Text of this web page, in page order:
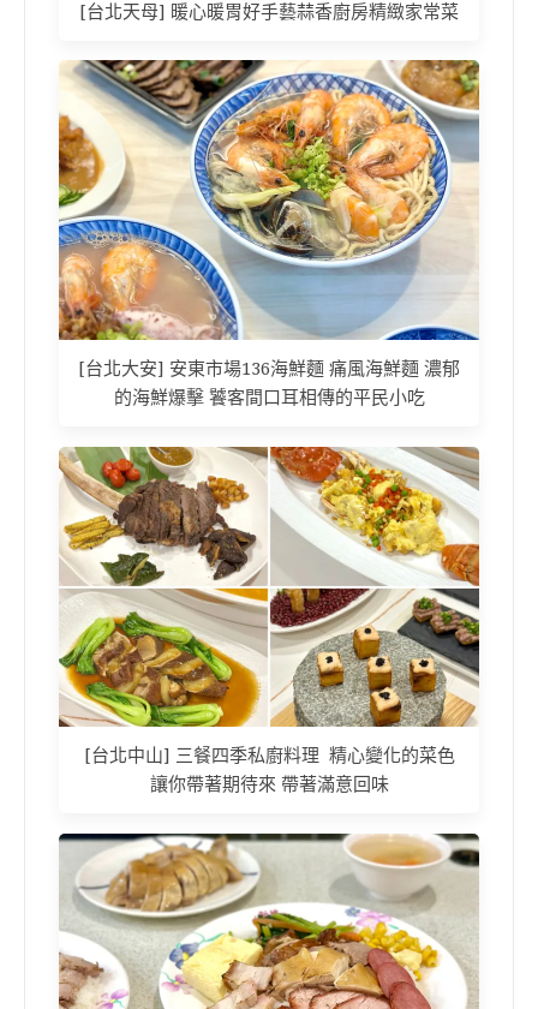
[台北天母] 暖心暖胃好手藝蒜香廚房精緻家常菜
[台北大安] 安東市場136海鮮麵 痛風海鮮麵 濃郁
的海鮮爆擊 饕客間口耳相傳的平民小吃
[台北中山] 三餐四季私廚料理 精心變化的菜色
讓你帶著期待來 帶著滿意回味